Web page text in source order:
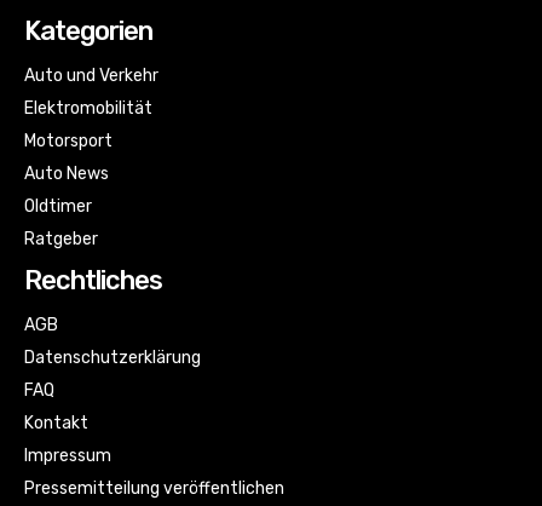
Kategorien
Auto und Verkehr
Elektromobilität
Motorsport
Auto News
Oldtimer
Ratgeber
Rechtliches
AGB
Datenschutzerklärung
FAQ
Kontakt
Impressum
Pressemitteilung veröffentlichen